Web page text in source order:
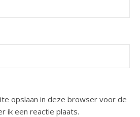
opslaan in deze browser voor de
ik een reactie plaats.